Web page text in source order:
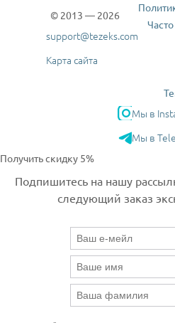
© 2013 — 2026
support@tezeks.com
Карта сайта
Мы в
Мы в
Получить скидку 5%
Подпишитесь на нашу
следующий заказ